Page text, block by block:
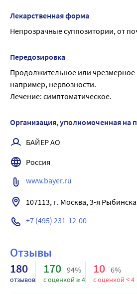
Лекарственная форма
Непрозрачные суппозитории, от
Передозировка
Продолжительное или
например, нервозности.
Лечение: симптоматическое.
Организация, уполномоченная на
БАЙЕР АО
Россия
www.bayer.ru
+7 (495) 231-12-00
Отзывы
180
отзывов
170 94%
с оценкой ≥ 4
10 6%
с оценкой < 4